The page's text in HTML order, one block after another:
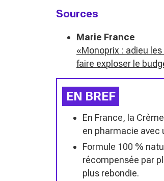
Sources
Marie France
«Monoprix : adieu
faire exploser le
EN BREF
En France, la
en pharmacie avec
Formule 100 %
récompensée par
plus rebondie.